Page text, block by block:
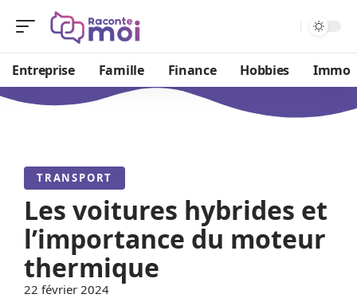
Entreprise Famille Finance Hobbies Immo
TRANSPORT
Les voitures hybrides et
l’importance du moteur
thermique
22 février 2024